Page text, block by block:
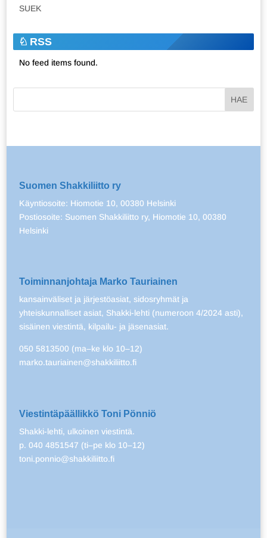
SUEK
RSS
No feed items found.
Suomen Shakkiliitto ry
Käyntiosoite: Hiomotie 10, 00380 Helsinki
Postiosoite: Suomen Shakkiliitto ry, Hiomotie 10, 00380
Helsinki
Toiminnanjohtaja Marko Tauriainen
kansainväliset ja järjestöasiat, sidosryhmät ja
yhteiskunnalliset asiat, Shakki-lehti (numeroon 4/2024 asti),
sisäinen viestintä, kilpailu- ja jäsenasiat.
050 5813500 (ma–ke klo 10–12)
marko.tauriainen@shakkiliitto.fi
Viestintäpäällikkö Toni Pönniö
Shakki-lehti, ulkoinen viestintä.
p. 040 4851547 (ti–pe klo 10–12)
toni.ponnio@shakkiliitto.fi